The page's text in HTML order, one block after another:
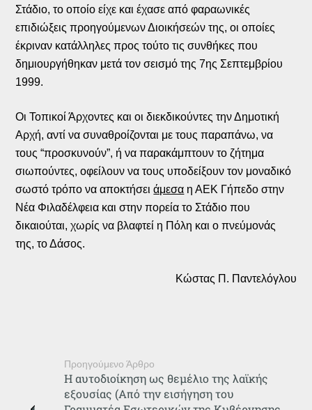
Στάδιο, το οποίο είχε και έχασε από φαραωνικές
επιδιώξεις προηγούμενων Διοικήσεών της, οι οποίες
έκριναν κατάλληλες προς τούτο τις συνθήκες που
δημιουργήθηκαν μετά τον σεισμό της 7ης Σεπτεμβρίου
1999.
Οι Τοπικοί Άρχοντες και οι διεκδικούντες την Δημοτική
Αρχή, αντί να συναθροίζονται με τους παραπάνω, να
τους “προσκυνούν”, ή να παρακάμπτουν το ζήτημα
σιωπούντες, οφείλουν να τους υποδείξουν τον μοναδικό
σωστό τρόπο να αποκτήσειάμεσα η ΑΕΚ Γήπεδο στην
Νέα Φιλαδέλφεια και στην πορεία το Στάδιο που
δικαιούται, χωρίς να βλαφτεί η Πόλη και ο πνεύμονάς
της, το Δάσος.
Κώστας Π. Παντελόγλου
Προηγούμενο Άρθρο
Η αυτοδιοίκηση ως θεμέλιο της λαϊκής
εξουσίας (Από την εισήγηση του